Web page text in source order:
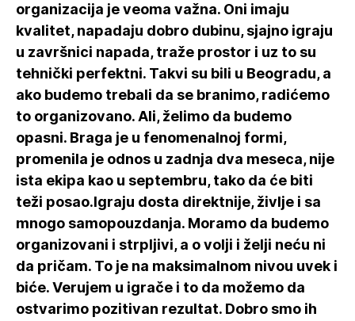
organizacija je veoma važna. Oni imaju
kvalitet, napadaju dobro dubinu, sjajno igraju
u završnici napada, traže prostor i uz to su
tehnički perfektni. Takvi su bili u Beogradu, a
ako budemo trebali da se branimo, radićemo
to organizovano. Ali, želimo da budemo
opasni. Braga je u fenomenalnoj formi,
promenila je odnos u zadnja dva meseca, nije
ista ekipa kao u septembru, tako da će biti
teži posao.Igraju dosta direktnije, življe i sa
mnogo samopouzdanja. Moramo da budemo
organizovani i strpljivi, a o volji i želji neću ni
da pričam. To je na maksimalnom nivou uvek i
biće. Verujem u igrače i to da možemo da
ostvarimo pozitivan rezultat. Dobro smo ih